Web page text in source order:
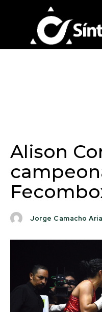
Alison
Jorge Camacho